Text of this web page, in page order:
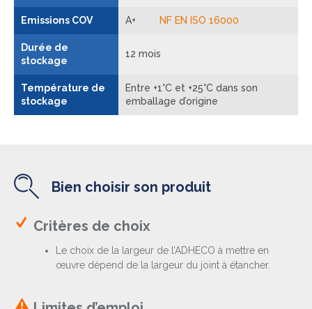
Emissions COV A+ NF EN ISO 16000
Durée de
stockage
12 mois
Température de
stockage
Entre +1°C et +25°C dans son
emballage d’origine
Bien choisir son produit
Critères de choix
Le choix de la largeur de l’ADHECO à mettre en
œuvre dépend de la largeur du joint à étancher.